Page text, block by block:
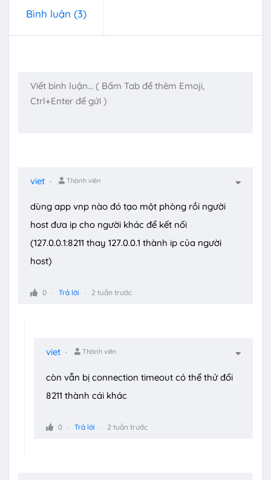
Bình luận (3)
viet Thành viên
dùng app vnp nào đó tạo một phòng rồi người
host đưa ip cho người khác để kết nối
(127.0.0.1:8211 thay 127.0.0.1 thành ip của người
host)
0 Trả lời 2 tuần trước
viet Thành viên
còn vẫn bị connection timeout có thể thử đổi
8211 thành cái khác
0 Trả lời 2 tuần trước